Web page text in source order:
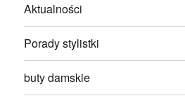
Aktualności
Porady stylistki
buty damskie